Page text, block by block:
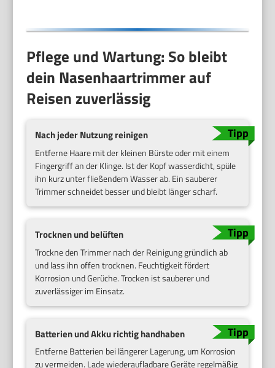
Pflege und Wartung: So bleibt
dein Nasenhaartrimmer auf
Reisen zuverlässig
Nach jeder Nutzung reinigen
Entferne Haare mit der kleinen Bürste oder mit einem
Fingergriff an der Klinge. Ist der Kopf wasserdicht, spüle
ihn kurz unter fließendem Wasser ab. Ein sauberer
Trimmer schneidet besser und bleibt länger scharf.
Trocknen und belüften
Trockne den Trimmer nach der Reinigung gründlich ab
und lass ihn offen trocknen. Feuchtigkeit fördert
Korrosion und Gerüche. Trocken ist sauberer und
zuverlässiger im Einsatz.
Batterien und Akku richtig handhaben
Entferne Batterien bei längerer Lagerung, um Korrosion
zu vermeiden. Lade wiederaufladbare Geräte regelmäßig